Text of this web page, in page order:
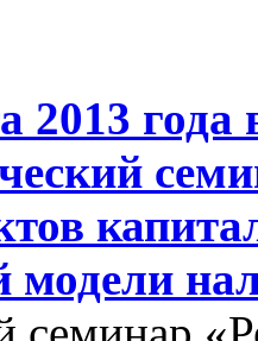
2013 года
модели